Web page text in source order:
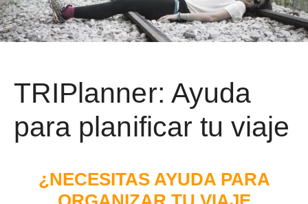
TRIPlanner: Ayuda
para planificar tu viaje
¿NECESITAS AYUDA PARA